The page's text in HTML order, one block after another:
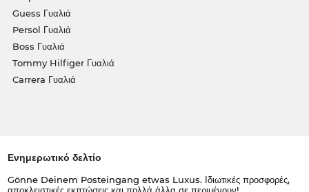
Guess Γυαλιά
Persol Γυαλιά
Boss Γυαλιά
Tommy Hilfiger Γυαλιά
Carrera Γυαλιά
Ενημερωτικό δελτίο
Gönne Deinem Posteingang etwas Luxus. Ιδιωτικές προσφορές,
αποκλειστικές εκπτώσεις και πολλά άλλα σε περιμένουν!